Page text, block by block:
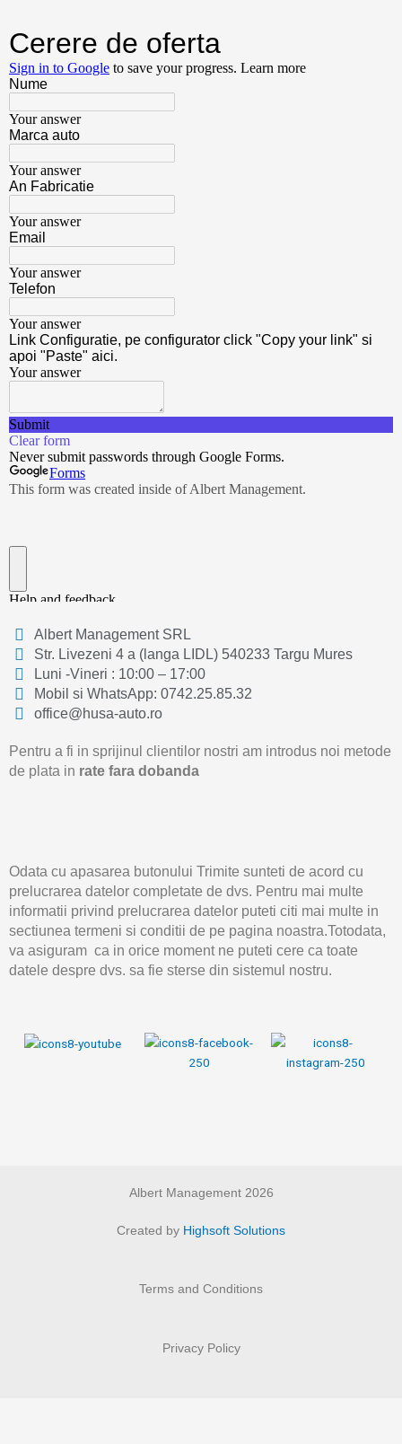
Albert Management SRL
Str. Livezeni 4 a (langa LIDL) 540233 Targu Mures
Luni -Vineri : 10:00 – 17:00
Mobil si WhatsApp: 0742.25.85.32
office@husa-auto.ro
Pentru a fi in sprijinul clientilor nostri am introdus noi metode
de plata in rate fara dobanda
Odata cu apasarea butonului Trimite sunteti de acord cu
prelucrarea datelor completate de dvs. Pentru mai multe
informatii privind prelucrarea datelor puteti citi mai multe in
sectiunea termeni si conditii de pe pagina noastra.Totodata,
va asiguram ca in orice moment ne puteti cere ca toate
datele despre dvs. sa fie sterse din sistemul nostru.
Albert Management 2026
Created by Highsoft Solutions
Terms and Conditions
Privacy Policy